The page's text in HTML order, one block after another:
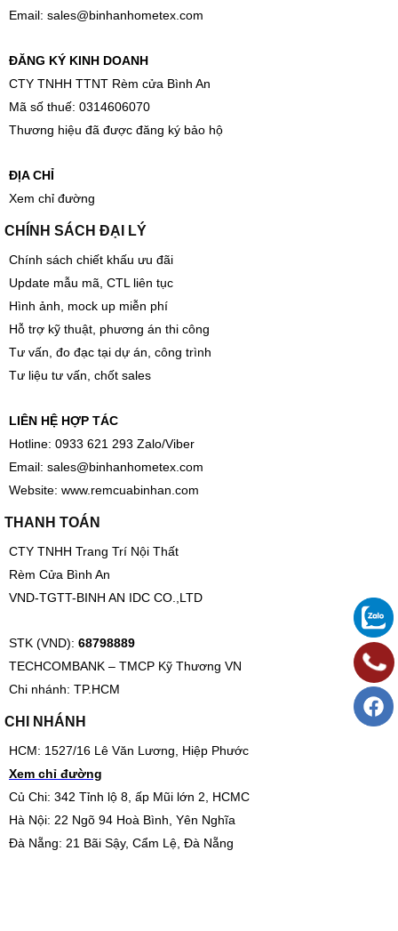
Email: sales@binhanhometex.com
ĐĂNG KÝ KINH DOANH
CTY TNHH TTNT Rèm cửa Bình An
Mã số thuế: 0314606070
Thương hiệu đã được đăng ký bảo hộ
ĐỊA CHỈ
Xem chỉ đường
CHÍNH SÁCH ĐẠI LÝ
Chính sách chiết khấu ưu đãi
Update mẫu mã, CTL liên tục
Hình ảnh, mock up miễn phí
Hỗ trợ kỹ thuật, phương án thi công
Tư vấn, đo đạc tại dự án, công trình
Tư liệu tư vấn, chốt sales
LIÊN HỆ HỢP TÁC
Hotline: 0933 621 293 Zalo/Viber
Email: sales@binhanhometex.com
Website: www.remcuabinhan.com
THANH TOÁN
CTY TNHH Trang Trí Nội Thất
Rèm Cửa Bình An
VND-TGTT-BINH AN IDC CO.,LTD
STK (VND): 68798889
TECHCOMBANK – TMCP Kỹ Thương VN
Chi nhánh: TP.HCM
CHI NHÁNH
HCM: 1527/16 Lê Văn Lương, Hiệp Phước
Xem chỉ đường
Củ Chi: 342 Tỉnh lộ 8, ấp Mũi lớn 2, HCMC
Hà Nội: 22 Ngõ 94 Hoà Bình, Yên Nghĩa
Đà Nẵng: 21 Bãi Sậy, Cẩm Lệ, Đà Nẵng